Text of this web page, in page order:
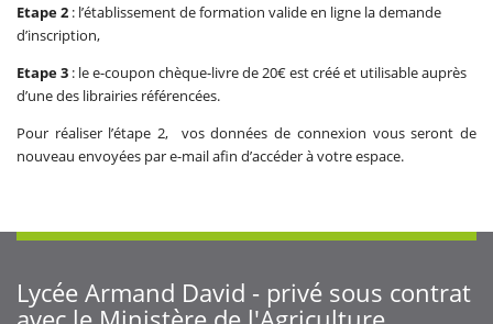
Etape 2 : l’établissement de formation valide en ligne la demande
d’inscription,
Etape 3 : le e-coupon chèque-livre de 20€ est créé et utilisable auprès
d’une des librairies référencées.
Pour réaliser l’étape 2, vos données de connexion vous seront de
nouveau envoyées par e-mail afin d’accéder à votre espace.
Lycée Armand David - privé sous contrat